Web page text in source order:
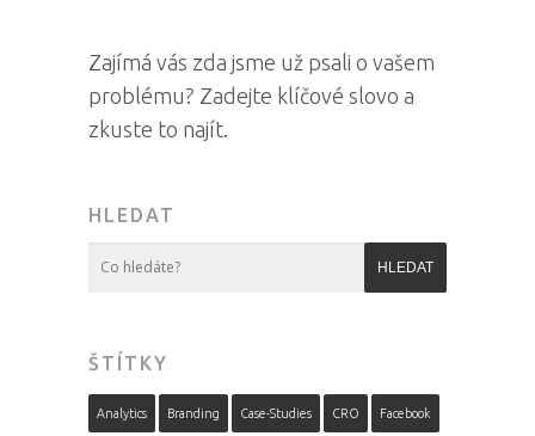
Zajímá vás zda jsme už psali o vašem
problému? Zadejte klíčové slovo a
zkuste to najít.
HLEDAT
ŠTÍTKY
Analytics Branding Case-Studies CRO Facebook